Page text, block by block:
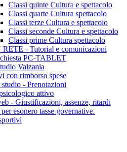
Classi quinte Cultura e spettacolo
Classi quarte Cultura spettacolo
Classi terze Cultura e spettacolo
Classi seconde Cultura e spettacolo
Classi prime Cultura spettacolo
- Tutorial e comunicazioni
PC-TABLET
Valzania
con rimborso spese
- Prenotazioni
attivo
- Giustificazioni, assenze, ritardi
esonero tasse governative.